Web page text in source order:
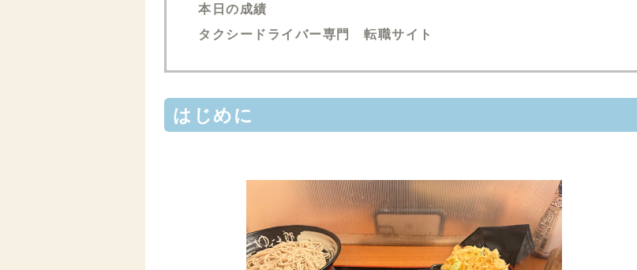
本日の成績
タクシードライバー専門 転職サイト
はじめに